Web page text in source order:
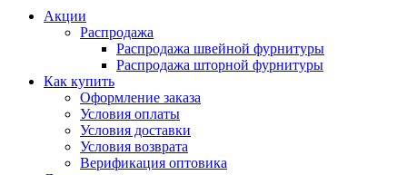
Акции
Распродажа
Распродажа швейной фурнитуры
Распродажа шторной фурнитуры
Как купить
Оформление заказа
Условия оплаты
Условия доставки
Условия возврата
Верификация оптовика